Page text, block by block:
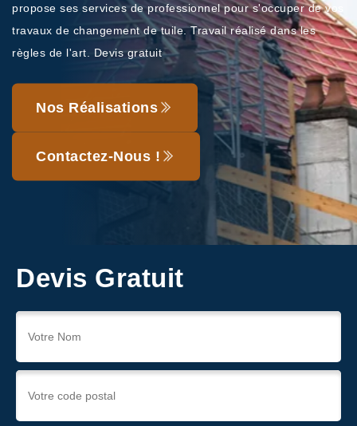
propose ses services de professionnel pour s'occuper de vos
travaux de changement de tuile. Travail réalisé dans les
règles de l'art. Devis gratuit
Nos Réalisations
Contactez-Nous !
Devis Gratuit